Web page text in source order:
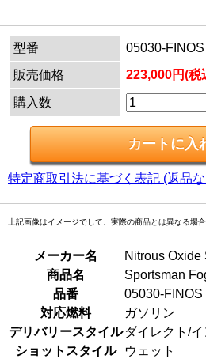
型番
05030-FINOS
販売価格
223,000円(税
購入数
特定商取引法に基づく表記 (返品
上記画像はイメージでして、実際の商品とは異なる場合
メーカー名
Nitrous Oxide
商品名
Sportsman
品番
05030-FINOS
対応燃料
ガソリン
デリバリースタイル ダイレクト/
ショットスタイル
ウェット